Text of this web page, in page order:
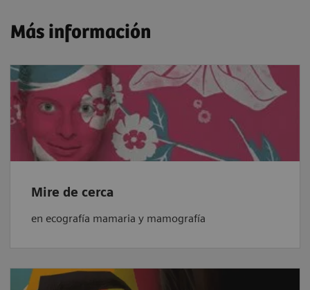
Más información
Mire de cerca
en ecografía mamaria y mamografía